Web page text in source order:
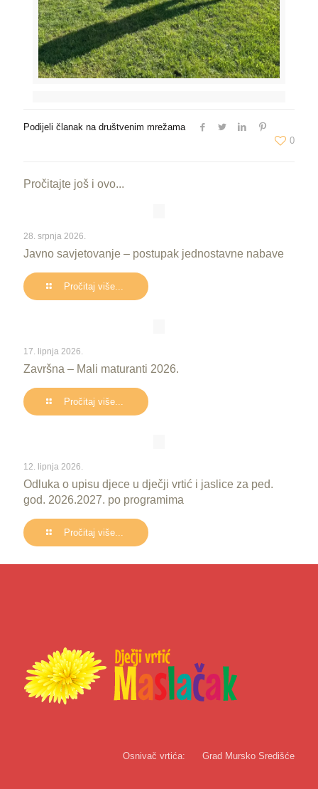
Podijeli članak na društvenim mrežama
0
Pročitajte još i ovo...
28. srpnja 2026.
Javno savjetovanje – postupak jednostavne nabave
Pročitaj više...
17. lipnja 2026.
Završna – Mali maturanti 2026.
Pročitaj više...
12. lipnja 2026.
Odluka o upisu djece u dječji vrtić i jaslice za ped.
god. 2026.2027. po programima
Pročitaj više...
Osnivač vrtića: Grad Mursko Središće